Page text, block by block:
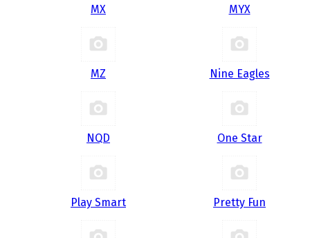
MX MYX
MZ Nine Eagles
NQD One Star
Play Smart Pretty Fun